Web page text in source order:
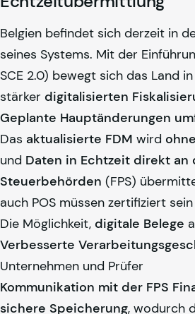
Belgien befindet sich derzeit in
seines Systems. Mit der
SCE 2.0) bewegt sich das Land
stärker digitalisierten
Geplante Hauptänderungen
Das aktualisierte FDM wird
und Daten in Echtzeit direkt an
Steuerbehörden (FPS)
auch POS müssen zertifiziert sein
Die Möglichkeit, digitale Belege
Verbesserte
Unternehmen und Prüfer
Kommunikation mit der FPS
sichere Speicherung, wodurch